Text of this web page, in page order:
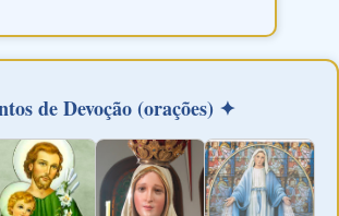
de Devoção (orações) ✦